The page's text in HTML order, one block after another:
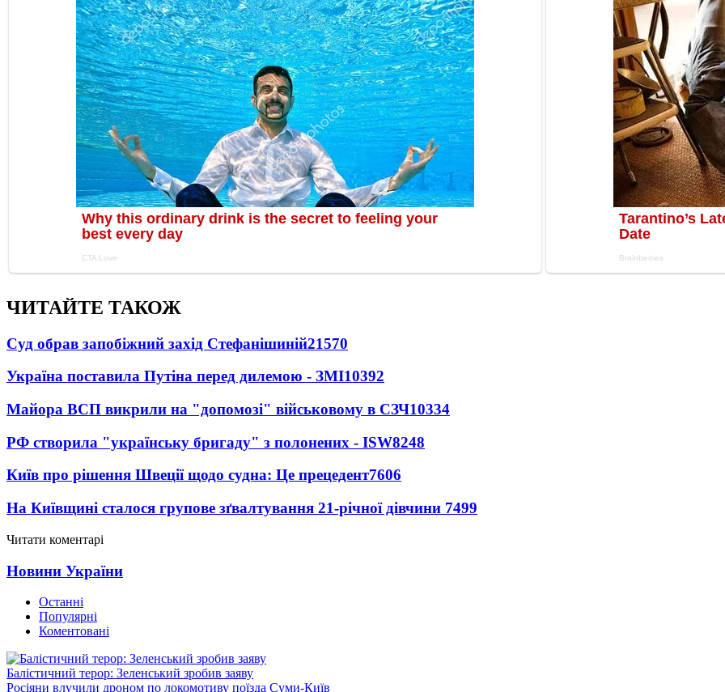
ЧИТАЙТЕ ТАКОЖ
Суд обрав запобіжний захід Стефанішиній21570
Україна поставила Путіна перед дилемою - ЗМІ10392
Майора ВСП викрили на "допомозі" військовому в СЗЧ10334
РФ створила "українську бригаду" з полонених - ISW8248
Київ про рішення Швеції щодо судна: Це прецедент7606
На Київщині сталося групове зґвалтування 21-річної дівчини 7499
Читати коментарі
Новини України
Останні
Популярні
Коментовані
Балістичний терор: Зеленський зробив заяву
Росіяни влучили дроном по локомотиву поїзда Суми-Київ